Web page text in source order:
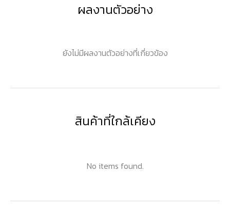
ผลงานตัวอย่าง
ยังไม่มีผลงานตัวอย่างที่เกี่ยวข้อง
สินค้าที่ใกล้เคียง
No items found.